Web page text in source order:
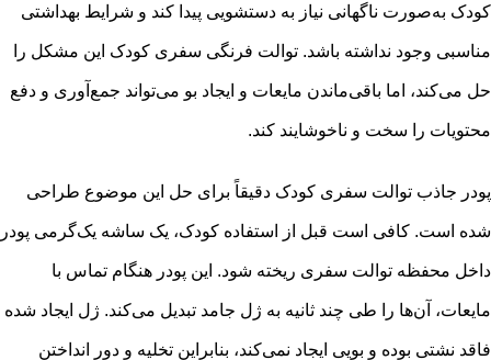
کودک به‌صورت ناگهانی نیاز به دستشویی پیدا کند و شرایط بهداشتی
مناسبی وجود نداشته باشد. توالت فرنگی سفری کودک این مشکل را
حل می‌کند، اما باقی‌ماندن مایعات و ایجاد بو می‌تواند جمع‌آوری و دفع
محتویات را سخت و ناخوشایند کند.
پودر جاذب توالت سفری کودک دقیقاً برای حل این موضوع طراحی
شده است. کافی است قبل از استفاده کودک، یک ساشه یک‌گرمی پودر
داخل محفظه توالت سفری ریخته شود. این پودر هنگام تماس با
مایعات، آن‌ها را طی چند ثانیه به ژل جامد تبدیل می‌کند. ژل ایجاد شده
فاقد نشتی بوده و بویی ایجاد نمی‌کند، بنابراین تخلیه و دور انداختن